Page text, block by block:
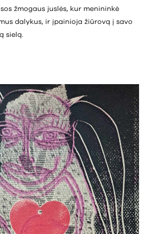
žmogaus juslės, kur menininkė
dalykus, ir įpainioja žiūrovą į savo
sielą.